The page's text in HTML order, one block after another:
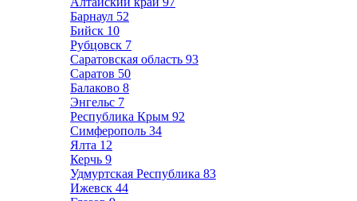
Барнаул 52
Бийск 10
Рубцовск 7
Саратовская область 93
Саратов 50
Балаково 8
Энгельс 7
Республика Крым 92
Симферополь 34
Ялта 12
Керчь 9
Удмуртская Республика 83
Ижевск 44